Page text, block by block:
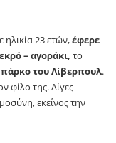
23 ετών,έφερε
– αγοράκι, το
πάρκο του Λίβερπουλ.
φίλο της. Λίγες
εκείνος την